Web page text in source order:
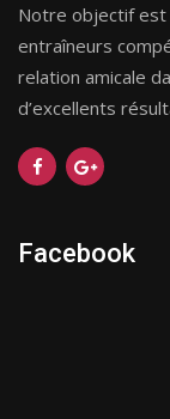
Notre objectif est
entraîneurs
relation amicale
d’excellents
Facebook